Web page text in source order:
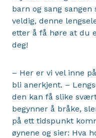
barn og sang
veldig, denne
etter å få høre at du
deg!
– Her er vi vel inne
bli anerkjent. –
den kan få slike
begynner å bråke,
på ett tidspunkt
øynene og sier: Hva